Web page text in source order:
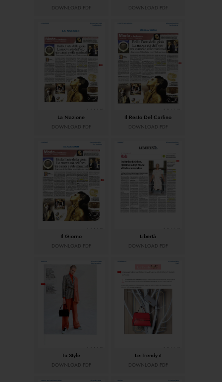
DOWNLOAD PDF DOWNLOAD PDF
La Nazione
DOWNLOAD PDF
Il Resto Del Carlino
DOWNLOAD PDF
Il Giorno
DOWNLOAD PDF
Libertà
DOWNLOAD PDF
Tu Style
DOWNLOAD PDF
LeiTrendy.it
DOWNLOAD PDF